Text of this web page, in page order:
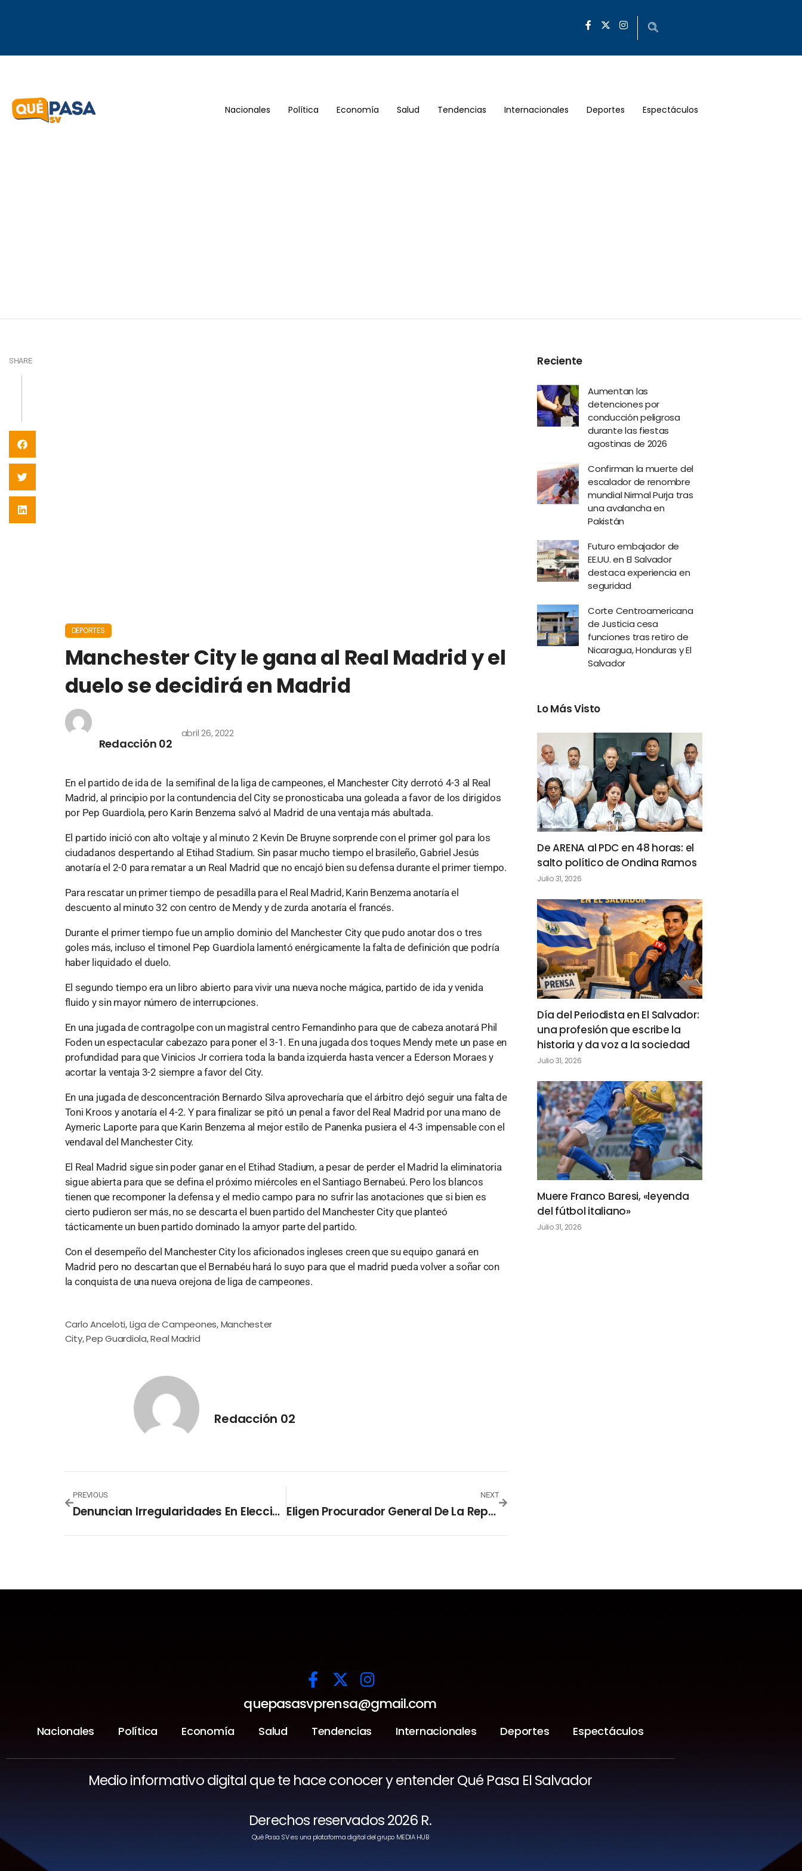
Nacionales Política Economía Salud Tendencias Internacionales Deportes Espectáculos
SHARE
DEPORTES
Manchester City le gana al Real Madrid y el
duelo se decidirá en Madrid
Redacción 02
abril 26, 2022
En el partido de ida de la semifinal de la liga de campeones, el Manchester City derrotó 4-3 al Real
Madrid, al principio por la contundencia del City se pronosticaba una goleada a favor de los dirigidos
por Pep Guardiola, pero Karin Benzema salvó al Madrid de una ventaja más abultada.
El partido inició con alto voltaje y al minuto 2 Kevin De Bruyne sorprende con el primer gol para los
ciudadanos despertando al Etihad Stadium. Sin pasar mucho tiempo el brasileño, Gabriel Jesús
anotaría el 2-0 para rematar a un Real Madrid que no encajó bien su defensa durante el primer tiempo.
Para rescatar un primer tiempo de pesadilla para el Real Madrid, Karin Benzema anotaría el
descuento al minuto 32 con centro de Mendy y de zurda anotaría el francés.
Durante el primer tiempo fue un amplio dominio del Manchester City que pudo anotar dos o tres
goles más, incluso el timonel Pep Guardiola lamentó enérgicamente la falta de definición que podría
haber liquidado el duelo.
El segundo tiempo era un libro abierto para vivir una nueva noche mágica, partido de ida y venida
fluido y sin mayor número de interrupciones.
En una jugada de contragolpe con un magistral centro Fernandinho para que de cabeza anotará Phil
Foden un espectacular cabezazo para poner el 3-1. En una jugada dos toques Mendy mete un pase en
profundidad para que Vinicios Jr corriera toda la banda izquierda hasta vencer a Ederson Moraes y
acortar la ventaja 3-2 siempre a favor del City.
En una jugada de desconcentración Bernardo Silva aprovecharía que el árbitro dejó seguir una falta de
Toni Kroos y anotaría el 4-2. Y para finalizar se pitó un penal a favor del Real Madrid por una mano de
Aymeric Laporte para que Karin Benzema al mejor estilo de Panenka pusiera el 4-3 impensable con el
vendaval del Manchester City.
El Real Madrid sigue sin poder ganar en el Etihad Stadium, a pesar de perder el Madrid la eliminatoria
sigue abierta para que se defina el próximo miércoles en el Santiago Bernabeú. Pero los blancos
tienen que recomponer la defensa y el medio campo para no sufrir las anotaciones que si bien es
cierto pudieron ser más, no se descarta el buen partido del Manchester City que planteó
tácticamente un buen partido dominado la amyor parte del partido.
Con el desempeño del Manchester City los aficionados ingleses creen que su equipo ganará en
Madrid pero no descartan que el Bernabéu hará lo suyo para que el madrid pueda volver a soñar con
la conquista de una nueva orejona de liga de campeones.
Carlo Anceloti, Liga de Campeones, Manchester
City,Pep Guardiola,Real Madrid
Redacción 02
PREVIOUS
Denuncian Irregularidades En Elección De Hugo Carrillo Y Leonel Hernández
NEXT
Eligen Procurador General De La República Y Presidente Del Tribunal De Ética
Reciente
Aumentan las
detenciones por
conducción peligrosa
durante las fiestas
agostinas de 2026
Confirman la muerte del
escalador de renombre
mundial Nirmal Purja tras
una avalancha en
Pakistán
Futuro embajador de
EE.UU. en El Salvador
destaca experiencia en
seguridad
Corte Centroamericana
de Justicia cesa
funciones tras retiro de
Nicaragua, Honduras y El
Salvador
Lo Más Visto
De ARENA al PDC en 48 horas: el
salto político de Ondina Ramos
Julio 31, 2026
Día del Periodista en El Salvador:
una profesión que escribe la
historia y da voz a la sociedad
Julio 31, 2026
Muere Franco Baresi, «leyenda
del fútbol italiano»
Julio 31, 2026
quepasasvprensa@gmail.com
Nacionales Política Economía Salud Tendencias Internacionales Deportes Espectáculos
Medio informativo digital que te hace conocer y entender Qué Pasa El Salvador
Derechos reservados 2026 R.
Qué Pasa SV es una plataforma digital del grupo MEDIA HUB